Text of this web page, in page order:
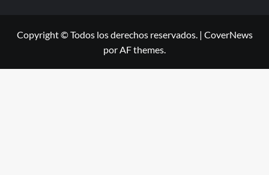
Copyright © Todos los derechos reservados. | CoverNews
por AF themes.